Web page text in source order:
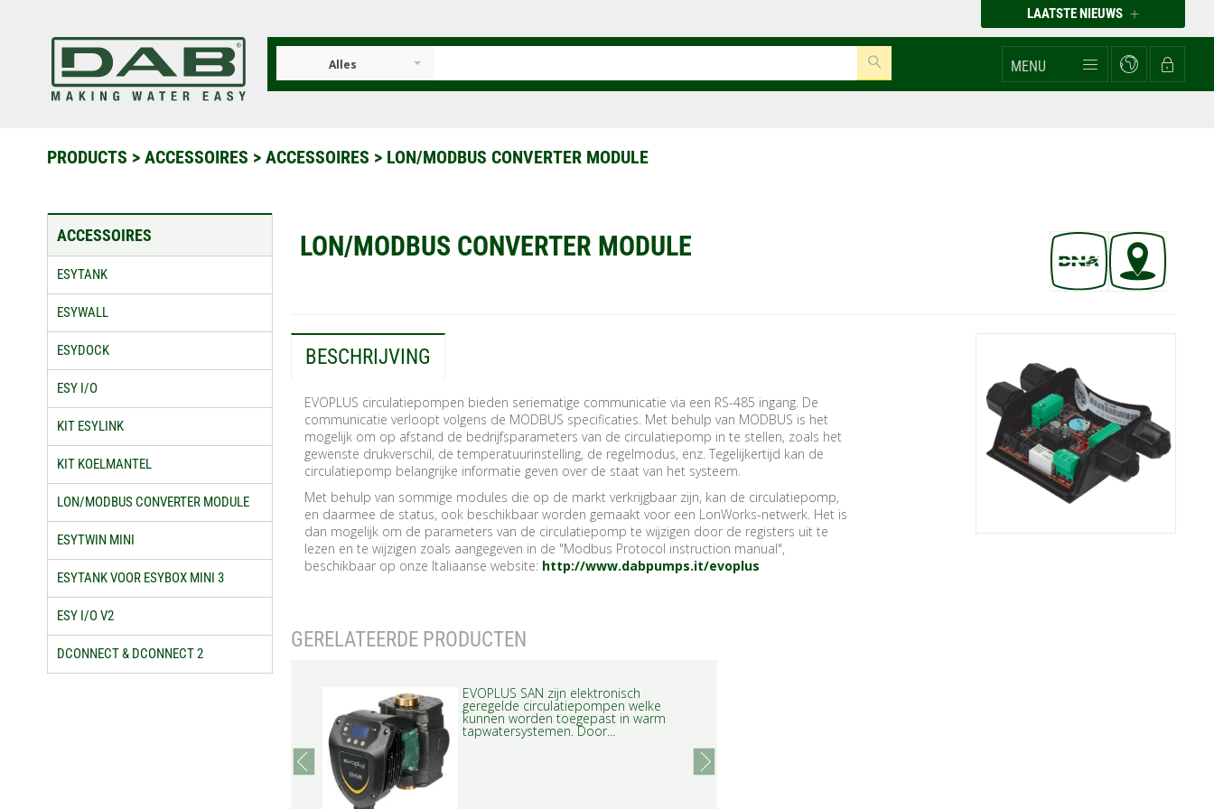
LAATSTE NIEUWS
Alles MENU
PRODUCTS > ACCESSOIRES > ACCESSOIRES > LON/MODBUS CONVERTER MODULE
ACCESSOIRES
ESYTANK
ESYWALL
ESYDOCK
ESY I/O
KIT ESYLINK
KIT KOELMANTEL
LON/MODBUS CONVERTER MODULE
ESYTWIN MINI
ESYTANK VOOR ESYBOX MINI 3
ESY I/O V2
DCONNECT & DCONNECT 2
LON/MODBUS CONVERTER MODULE
BESCHRIJVING
EVOPLUS circulatiepompen bieden seriematige communicatie via een RS-485 ingang. De
communicatie verloopt volgens de MODBUS specificaties. Met behulp van MODBUS is het
mogelijk om op afstand de bedrijfsparameters van de circulatiepomp in te stellen, zoals het
gewenste drukverschil, de temperatuurinstelling, de regelmodus, enz. Tegelijkertijd kan de
circulatiepomp belangrijke informatie geven over de staat van het systeem.
Met behulp van sommige modules die op de markt verkrijgbaar zijn, kan de circulatiepomp,
en daarmee de status, ook beschikbaar worden gemaakt voor een LonWorks-netwerk. Het is
dan mogelijk om de parameters van de circulatiepomp te wijzigen door de registers uit te
lezen en te wijzigen zoals aangegeven in de "Modbus Protocol instruction manual",
beschikbaar op onze Italiaanse website: http://www.dabpumps.it/evoplus
GERELATEERDE PRODUCTEN
EVOPLUS SAN zijn elektronisch
geregelde circulatiepompen welke
kunnen worden toegepast in warm
tapwatersystemen. Door...
prev next